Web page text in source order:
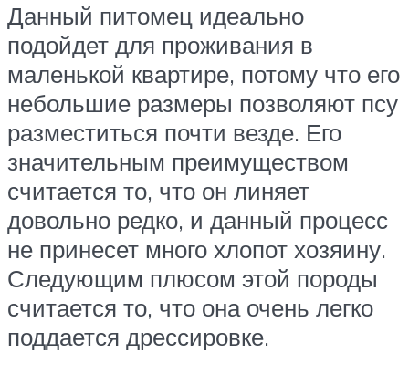
Данный питомец идеально
подойдет для проживания в
маленькой квартире, потому что его
небольшие размеры позволяют псу
разместиться почти везде. Его
значительным преимуществом
считается то, что он линяет
довольно редко, и данный процесс
не принесет много хлопот хозяину.
Следующим плюсом этой породы
считается то, что она очень легко
поддается дрессировке.